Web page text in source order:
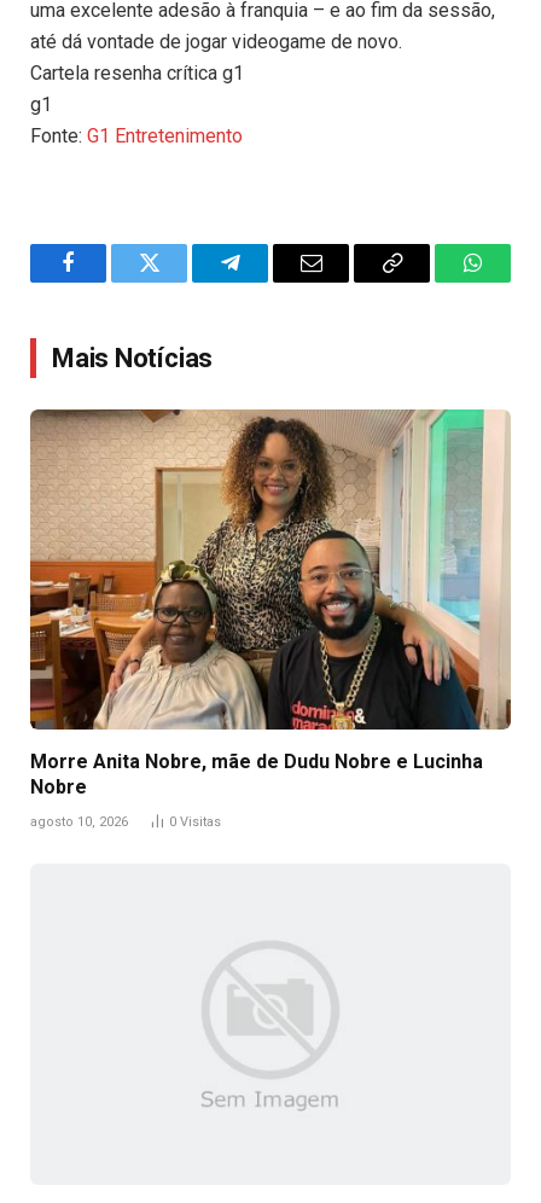
uma excelente adesão à franquia – e ao fim da sessão,
até dá vontade de jogar videogame de novo.
Cartela resenha crítica g1
g1
Fonte: G1 Entretenimento
FacebookTwitter TelegramEmail
Copy
Mais Notícias
Morre Anita Nobre, mãe de Dudu Nobre e Lucinha
Nobre
agosto 10, 2026 0 Visitas